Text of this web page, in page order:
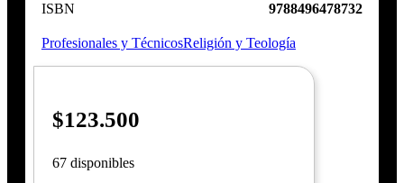
ISBN
9788496478732
Profesionales y TécnicosReligión y Teología
$123.500
67 disponibles